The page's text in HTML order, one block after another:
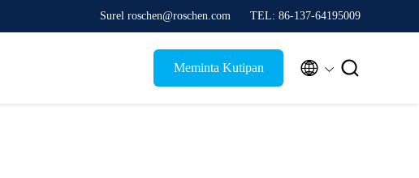
Surel roschen@roschen.com TEL: 86-137-64195009
Meminta Kutipan  